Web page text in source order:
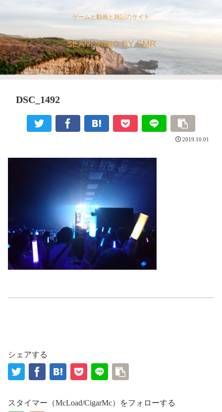
ゲームと動画と雑記のサイト
SEARCHING BY SMR
DSC_1492
2019.10.01
シェアする
スタイマー（McLoad/CigarMc）をフォローする